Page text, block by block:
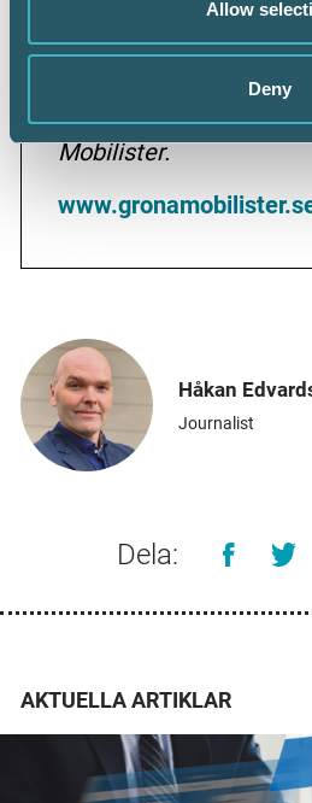
Allow
Deny
energislag som
tillverkningen.
Källa: Jesper
Mobilister.
Håkan
Journalist
Dela:
AKTUELLA ARTIKLAR